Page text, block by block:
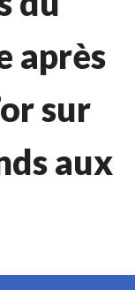
après
sur
aux